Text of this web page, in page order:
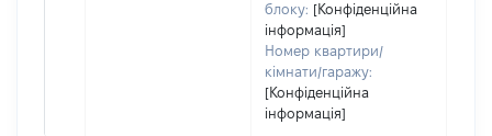
блоку: [Конфіденційна
інформація]
Номер квартири/
кімнати/гаражу:
[Конфіденційна
інформація]